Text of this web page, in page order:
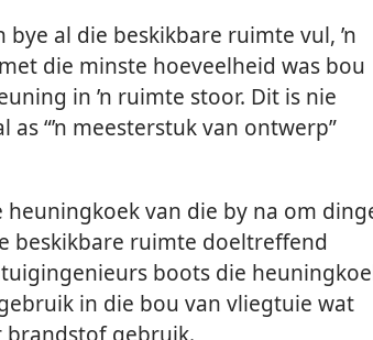
al die beskikbare ruimte vul, ’n
die minste hoeveelheid was bou
in ’n ruimte stoor. Dit is nie
“’n meesterstuk van ontwerp”
van die by na om
beskikbare ruimte doeltreffend
boots die
in die bou van vliegtuie wat
brandstof gebruik.